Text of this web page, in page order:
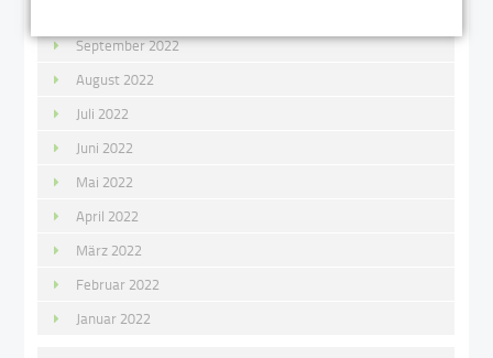
September 2022
August 2022
Juli 2022
Juni 2022
Mai 2022
April 2022
März 2022
Februar 2022
Januar 2022